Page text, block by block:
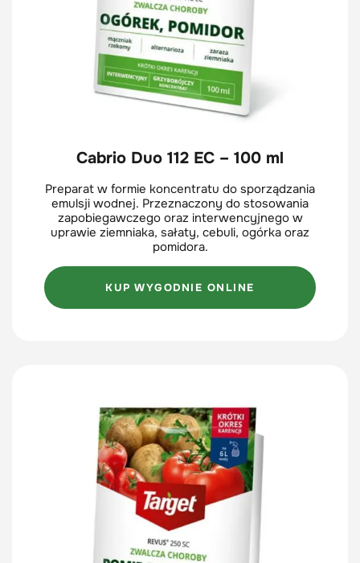
Cabrio Duo 112 EC – 100 ml
Preparat w formie koncentratu do sporządzania
emulsji wodnej. Przeznaczony do stosowania
zapobiegawczego oraz interwencyjnego w
uprawie ziemniaka, sałaty, cebuli, ogórka oraz
pomidora.
KUP WYGODNIE ONLINE